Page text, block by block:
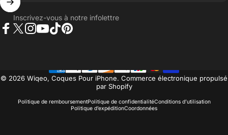
Inscrivez-vous à notre infolettre
© 2026 Wiqeo, Coques Pour iPhone. Commerce électronique propulsé
par Shopify
Politique de remboursementPolitique de confidentialitéConditions d’utilisation
Politique d’expéditionCoordonnées